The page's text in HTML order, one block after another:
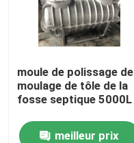
Visite d'usine
Contrôle de qualité
Contactez-nous
moule de polissage de
moulage de tôle de la
fosse septique 5000L
meilleur prix